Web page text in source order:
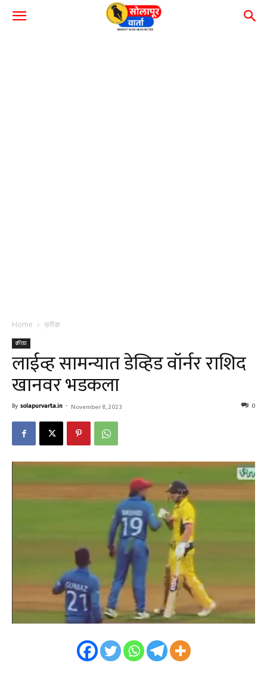
Home क्रीडा
क्रीडा
लाईव्ह सामन्यात डेव्हिड वॉर्नर राशिद
खानवर भडकला
By solapurvarta.in - November 8, 2023 0